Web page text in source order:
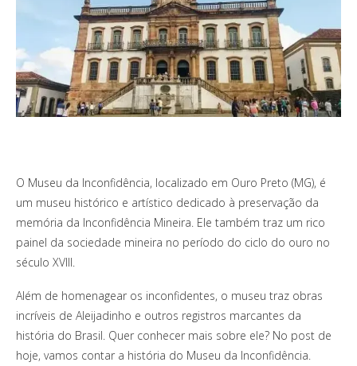
O Museu da Inconfidência, localizado em Ouro Preto (MG), é
um museu histórico e artístico dedicado à preservação da
memória da Inconfidência Mineira. Ele também traz um rico
painel da sociedade mineira no período do ciclo do ouro no
século XVIII.
Além de homenagear os inconfidentes, o museu traz obras
incríveis de Aleijadinho e outros registros marcantes da
história do Brasil. Quer conhecer mais sobre ele? No post de
hoje, vamos contar a história do Museu da Inconfidência.